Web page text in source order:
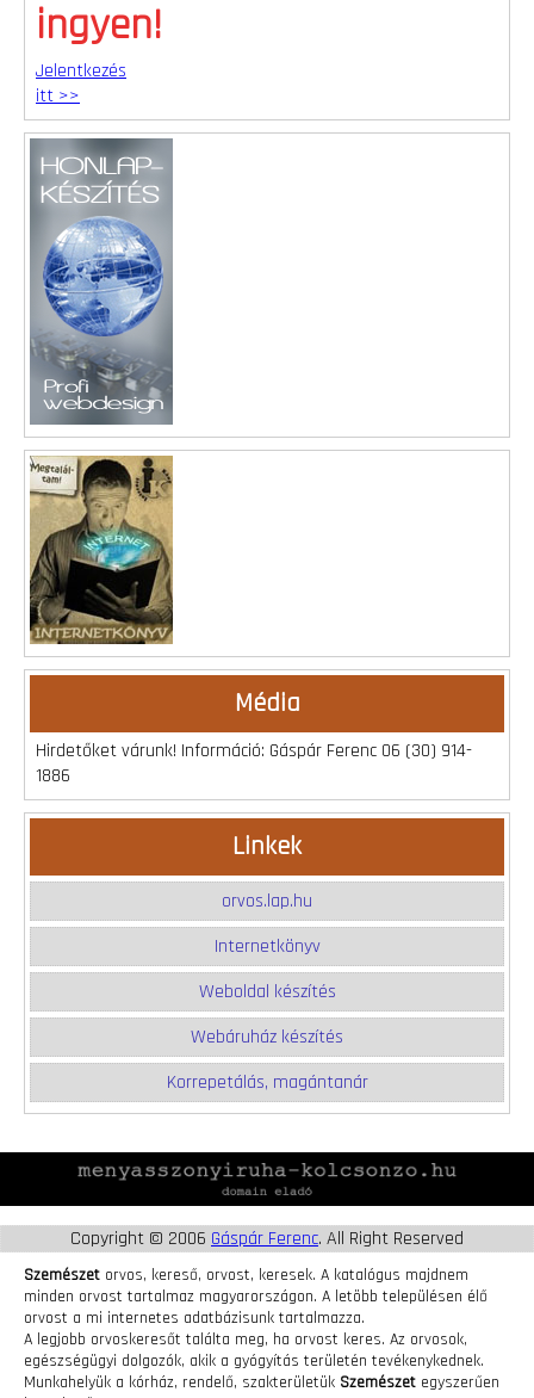
ingyen!
Jelentkezés
itt >>
Média
Hirdetőket várunk! Információ: Gáspár Ferenc 06 (30) 914-
1886
Linkek
orvos.lap.hu
Internetkönyv
Weboldal készítés
Webáruház készítés
Korrepetálás, magántanár
Copyright © 2006 Gáspár Ferenc. All Right Reserved
Szemészet orvos, kereső, orvost, keresek. A katalógus majdnem
minden orvost tartalmaz magyarországon. A letöbb településen élő
orvost a mi internetes adatbázisunk tartalmazza.
A legjobb orvoskeresőt találta meg, ha orvost keres. Az orvosok,
egészségügyi dolgozók, akik a gyógyítás területén tevékenykednek.
Munkahelyük a kórház, rendelő, szakterületük Szemészet egyszerűen